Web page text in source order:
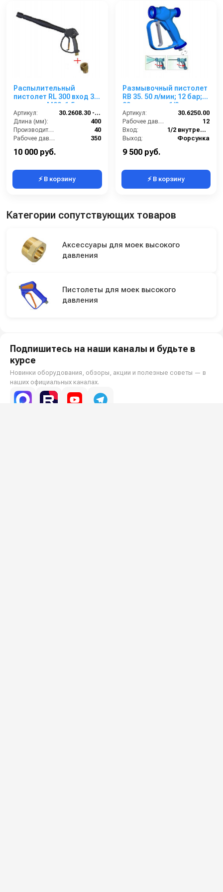
Распылительный
пистолет RL 300 вход 3/8
ш; выход М22х1,5г.
Артикул:
30.2608.30 - SET3/8
Длина (мм):
400
Производительность (л/мин):
40
Рабочее давление (бар):
350
10 000 руб.
⚡ В корзину
Размывочный пистолет
RB 35. 50 л/мин; 12 бар;
80град; вход 1/2г
поворот. фитинг.
Артикул:
30.6250.00
Рабочее давление (бар):
12
Вход:
1/2 внутренняя резьба
Выход:
Форсунка
9 500 руб.
⚡ В корзину
Категории сопутствующих товаров
Аксессуары для моек высокого
давления
Пистолеты для моек высокого
давления
Подпишитесь на наши каналы и будьте в
курсе
Новинки оборудования, обзоры, акции и полезные советы — в
наших официальных каналах.